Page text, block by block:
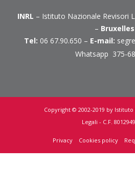
INRL – Istituto Nazionale Revisori
– Bruxelles
Tel: 06 67.90.650 – E-mail:
Whatsapp 375-
Copyright © 2002-2019 by
Legali - C.F.
Privacy Cookies policy